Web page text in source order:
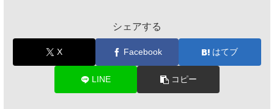
シェアする
X Facebook はてブ
LINE コピー